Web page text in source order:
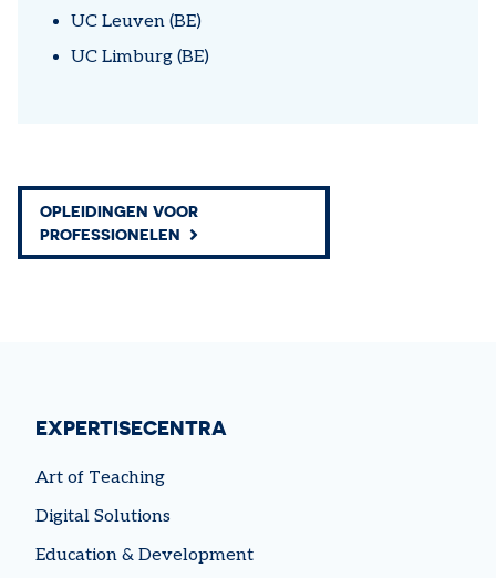
UC Leuven (BE)
UC Limburg (BE)
OPLEIDINGEN VOOR
PROFESSIONELEN
EXPERTISECENTRA
Art of Teaching
Digital Solutions
Education & Development